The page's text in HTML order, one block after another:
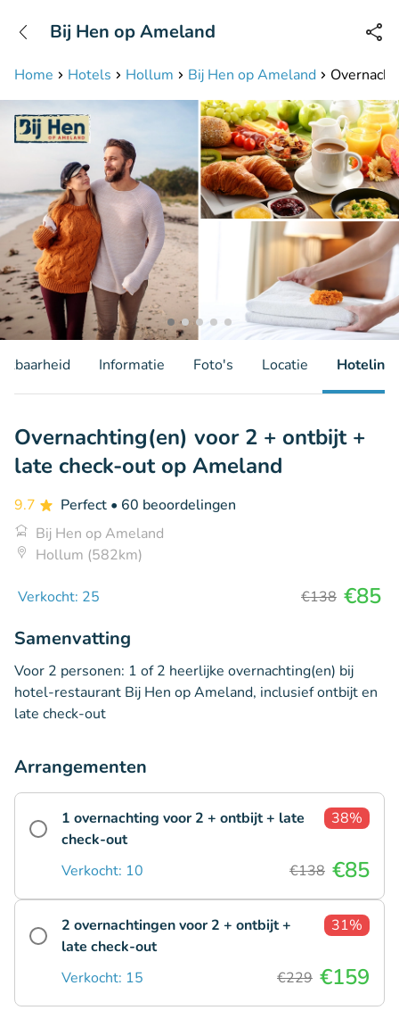
Bereikbaar tot 23:00 uur
Home Hotels Hollum Bij Hen op Ameland
Bij Hen op Ameland
Informatie Foto's Locatie Hotelinfo
Overnachting(en) voor 2 + ontbijt +
late check-out op Ameland
9.7 Perfect • 60 beoordelingen
Bij Hen op Ameland
Hollum (582km)
Verkocht: 25 €138 €85
Samenvatting
Voor 2 personen: 1 of 2 heerlijke overnachting(en) bij
hotel-restaurant Bij Hen op Ameland, inclusief ontbijt en
late check-out
Arrangementen
1 overnachting voor 2 + ontbijt + late
check-out
38%
Verkocht: 10 €138 €85
2 overnachtingen voor 2 + ontbijt +
late check-out
31%
Verkocht: 15 €229 €159